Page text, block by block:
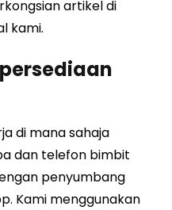
artikel di
kami.
di mana sahaja
dan telefon bimbit
penyumbang
Kami menggunakan